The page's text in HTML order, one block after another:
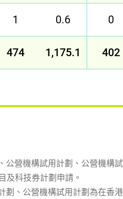
1 0.6 0
474 1,175.1 402
營機構試用計劃、公營機
及科技券計劃申請。
、公營機構試用計劃為在